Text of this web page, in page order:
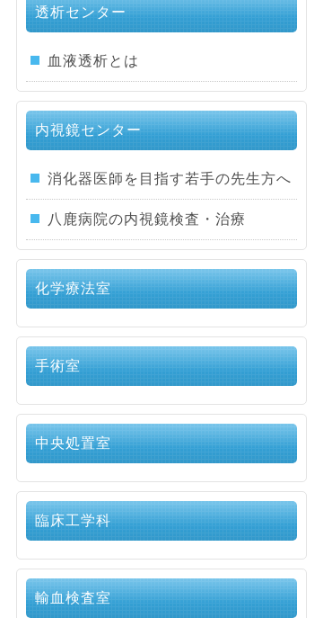
透析センター
血液透析とは
内視鏡センター
消化器医師を目指す若手の先生方へ
八鹿病院の内視鏡検査・治療
化学療法室
手術室
中央処置室
臨床工学科
輸血検査室